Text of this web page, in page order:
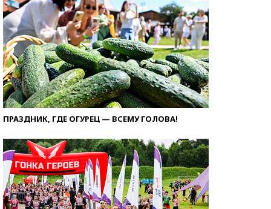
ПРАЗДНИК, ГДЕ ОГУРЕЦ — ВСЕМУ ГОЛОВА!